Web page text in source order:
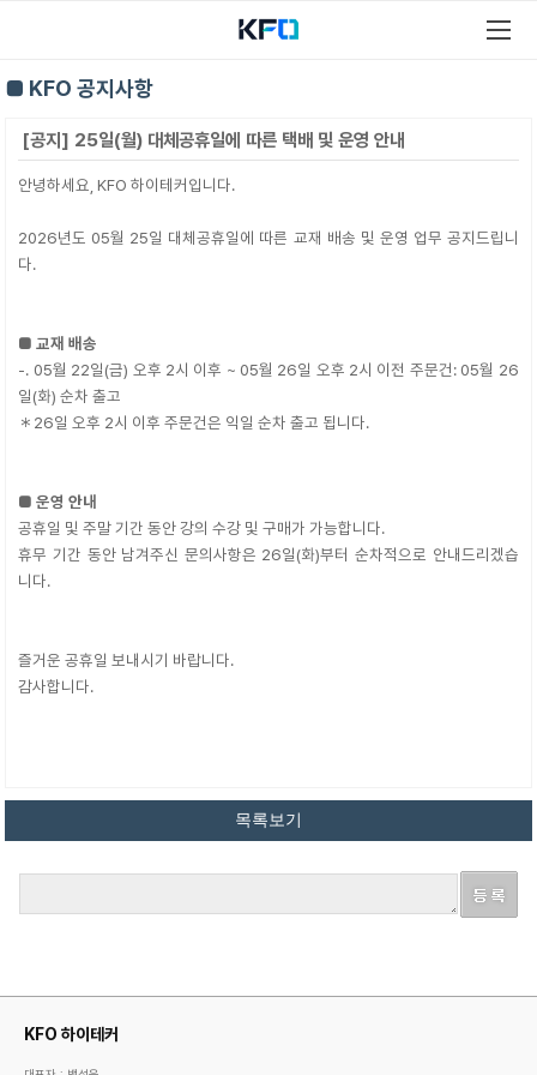
■ KFO 공지사항
[공지] 25일(월) 대체공휴일에 따른 택배 및 운영 안내
안녕하세요, KFO 하이테커입니다.
2026년도 05월 25일 대체공휴일에 따른 교재 배송 및 운영 업무 공지드립니
다.
■ 교재 배송
-. 05월 22일(금) 오후 2시 이후 ~ 05월 26일 오후 2시 이전 주문건: 05월 26
일(화) 순차 출고
＊26일 오후 2시 이후 주문건은 익일 순차 출고 됩니다.
■ 운영 안내
공휴일 및 주말 기간 동안 강의 수강 및 구매가 가능합니다.
휴무 기간 동안 남겨주신 문의사항은 26일(화)부터 순차적으로 안내드리겠습
니다.
즐거운 공휴일 보내시기 바랍니다.
감사합니다.
KFO 하이테커